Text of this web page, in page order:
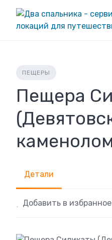
content
ПЕЩЕРЫ
Пещера
Детали
Добавить в избранное